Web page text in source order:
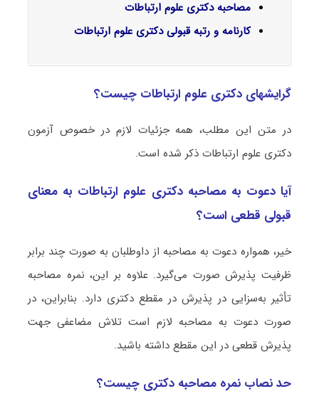
مصاحبه دکتری علوم ارتباطات
کارنامه و رتبه قبولی دکتری علوم ارتباطات
گرایشهای دکتری علوم ارتباطات چیست؟
در متن این مطلب، همه جزئیات لازم در خصوص آزمون
دکتری علوم ارتباطات ذکر شده است.
آیا دعوت به مصاحبه دکتری علوم ارتباطات به معنای
قبولی قطعی است؟
خیر، همواره دعوت به مصاحبه از داوطلبان به صورت چند برابر
ظرفیت پذیرش صورت می‌گیرد. علاوه بر این، نمره مصاحبه
تأثیر به‌سزایی در پذیرش در مقطع دکتری دارد. بنابراین، در
صورت دعوت به مصاحبه لازم است تلاش مضاعفی جهت
پذیرش قطعی در این مقطع داشته باشید.
حد نصاب نمره مصاحبه دکتری چیست؟